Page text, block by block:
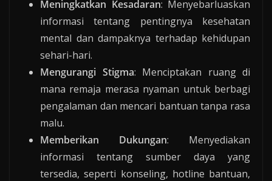
Meningkatkan Kesadaran: Menyebarluaskan
informasi tentang pentingnya kesehatan
mental dan dampaknya terhadap kehidupan
sehari-hari.
Mengurangi Stigma: Menciptakan ruang di
mana remaja merasa nyaman untuk berbagi
pengalaman dan mencari bantuan tanpa rasa
malu.
Memberikan Dukungan: Menyediakan
informasi tentang sumber daya yang
tersedia, seperti konseling, hotline bantuan,